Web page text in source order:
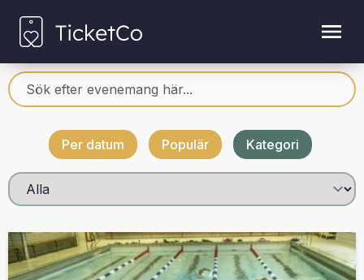
Per datum Populär Kategori